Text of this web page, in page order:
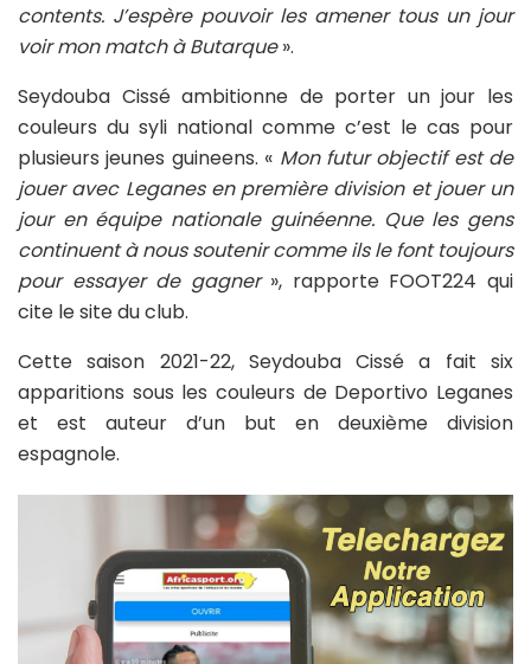
contents. J’espère pouvoir les amener tous un jour
voir mon match à Butarque».
Seydouba Cissé ambitionne de porter un jour les
couleurs du syli national comme c’est le cas pour
plusieurs jeunes guineens. « Mon futur objectif est de
jouer avec Leganes en première division et jouer un
jour en équipe nationale guinéenne. Que les gens
continuent à nous soutenir comme ils le font toujours
pour essayer de gagner», rapporte FOOT224 qui
cite le site du club.
Cette saison 2021-22, Seydouba Cissé a fait six
apparitions sous les couleurs de Deportivo Leganes
et est auteur d’un but en deuxième division
espagnole.